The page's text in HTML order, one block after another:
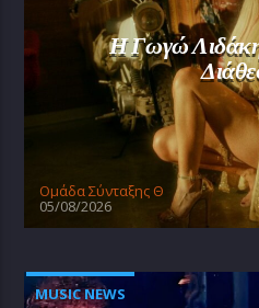
Η Γωγώ
Oμάδα Σύνταξης Θ
05/08/2026
MUSIC NEWS